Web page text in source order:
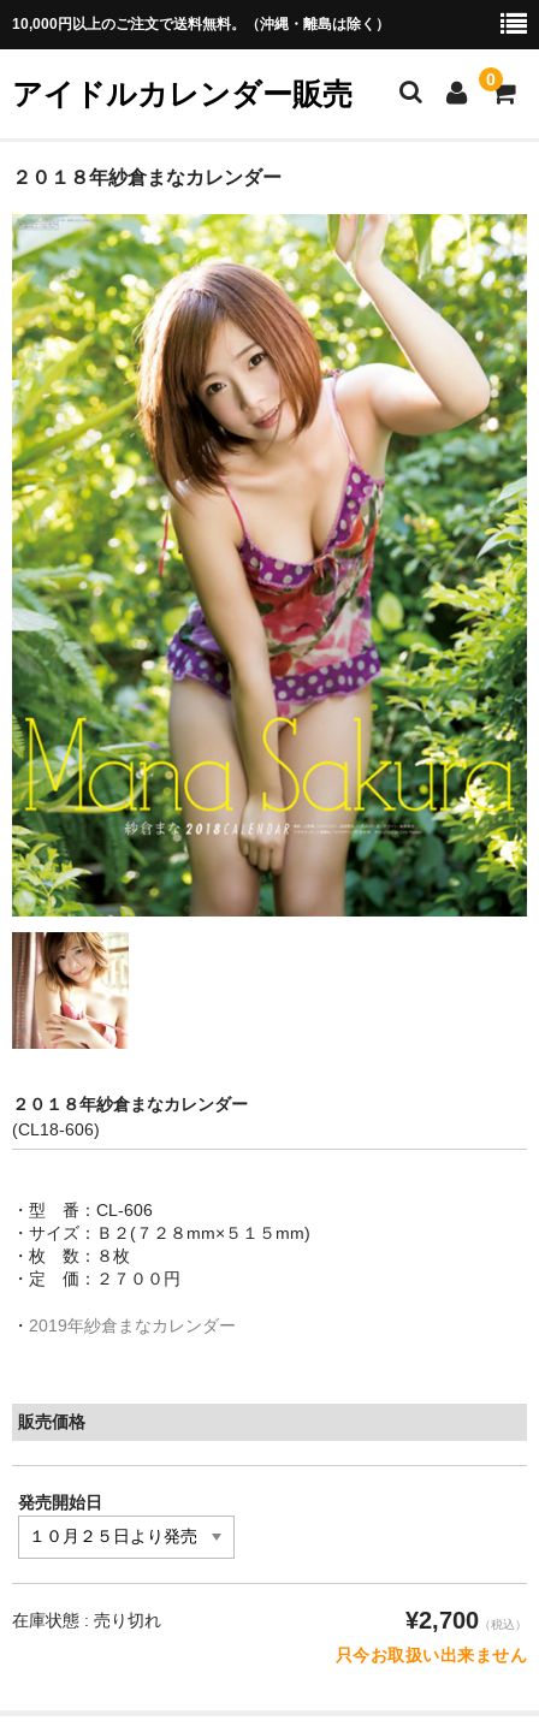
10,000円以上のご注文で送料無料。（沖縄・離島は除く）
アイドルカレンダー販売 0
ホーム
アイドル
・あ行
・か行
・さ行
・た行
・な行
・は行
・ま行
・や、ら、わ行
女子アナウンサー
セクシー
・壁掛
・卓上
売り切れ情報
お支払い・配送
会社概要
お問い合わせ
２０１８年紗倉まなカレンダー
２０１８年紗倉まなカレンダー
(CL18-606)
・型 番：CL-606
・サイズ：Ｂ２(７２８mm×５１５mm)
・枚 数：８枚
・定 価：２７００円
・ 2019年紗倉まなカレンダー
販売価格
発売開始日
在庫状態 : 売り切れ ¥2,700 （税込）
只今お取扱い出来ません